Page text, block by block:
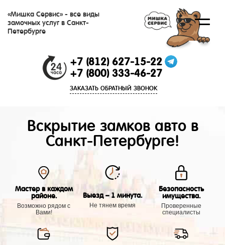
«Мишка Сервис» - все виды
замочных услуг в Санкт-
Петербурге
+7 (812) 627-15-22
+7 (800) 333-46-27
ЗАКАЗАТЬ ОБРАТНЫЙ ЗВОНОК
Вскрытие замков авто в
Санкт-Петербурге!
Мастер в каждом
районе.
Возможно рядом с
Вами!
Выезд – 1 минута.
Не тянем время
Безопасность
имущества.
Проверенные
специалисты